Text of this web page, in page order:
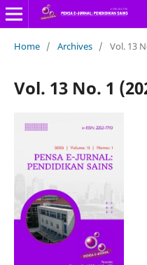
Home / Archives / Vol. 13
Vol. 13 No. 1